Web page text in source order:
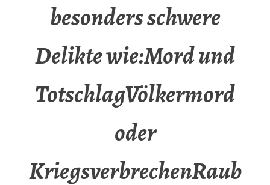
besonders schwere
Delikte wie:Mord und
TotschlagVölkermord
oder
KriegsverbrechenRaub